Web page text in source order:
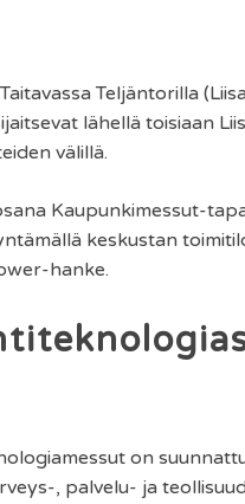
Teljäntorilla
lähellä toisiaan
välillä.
Kaupunkimessut-
keskustan
hanke.
on
, palvelu- ja